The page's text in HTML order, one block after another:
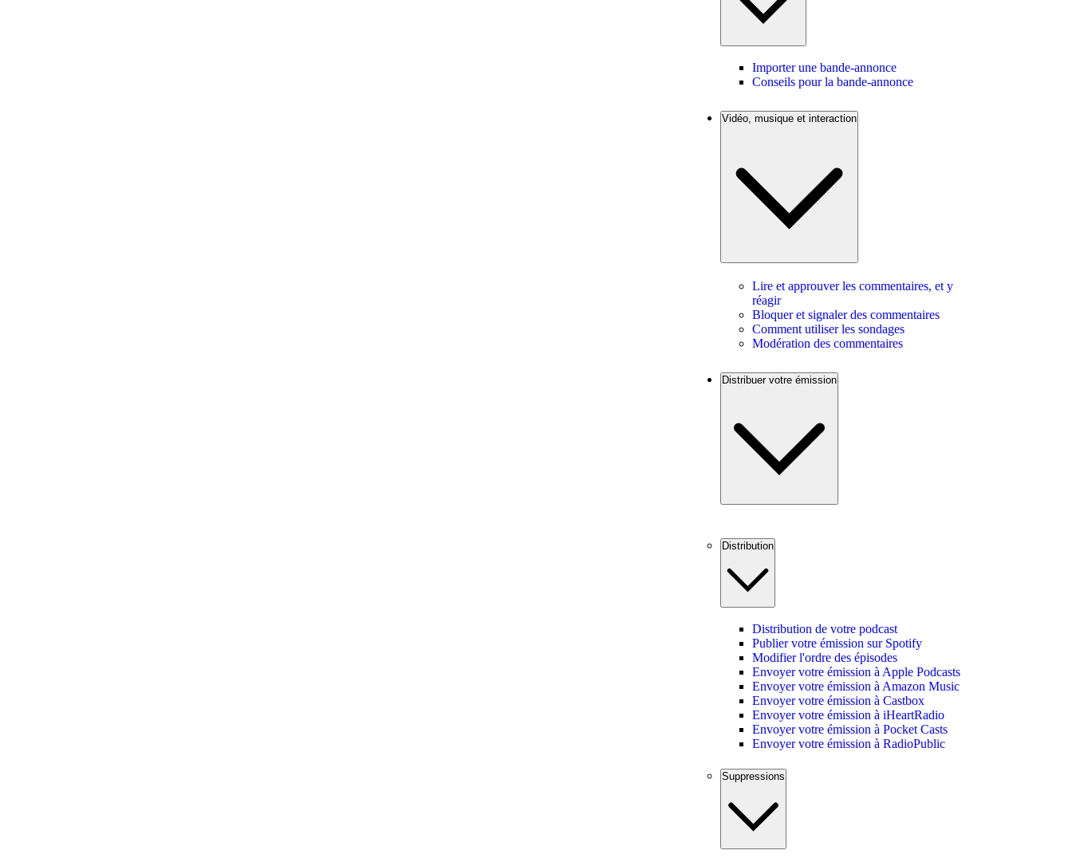
Importer une bande-annonce
Conseils pour la bande-annonce
Vidéo, musique et interaction
Lire et approuver les commentaires, et y
réagir
Bloquer et signaler des commentaires
Comment utiliser les sondages
Modération des commentaires
Distribuer votre émission
Distribution
Distribution de votre podcast
Publier votre émission sur Spotify
Modifier l'ordre des épisodes
Envoyer votre émission à Apple Podcasts
Envoyer votre émission à Amazon Music
Envoyer votre émission à Castbox
Envoyer votre émission à iHeartRadio
Envoyer votre émission à Pocket Casts
Envoyer votre émission à RadioPublic
Suppressions